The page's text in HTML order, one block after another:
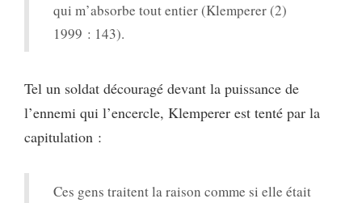
qui m’absorbe tout entier (Klemperer (2)
1999 : 143).
Tel un soldat découragé devant la puissance de
l’ennemi qui l’encercle, Klemperer est tenté par la
capitulation :
Ces gens traitent la raison comme si elle était